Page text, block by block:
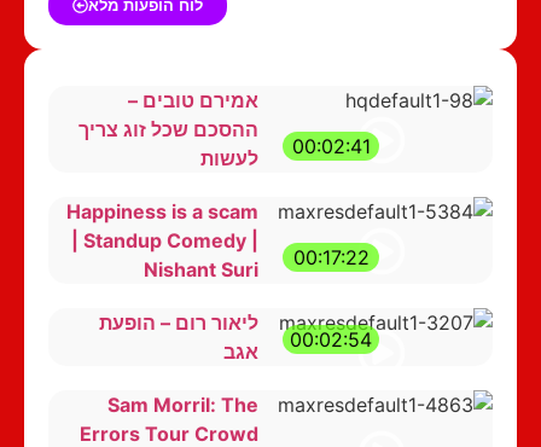
לוח הופעות מלא
00:02:41
אמירם טובים –
ההסכם שכל זוג צריך
לעשות
00:17:22
Happiness is a scam
| Standup Comedy |
Nishant Suri
00:02:54
ליאור רום – הופעת
אגב
Sam Morril: The
Errors Tour Crowd